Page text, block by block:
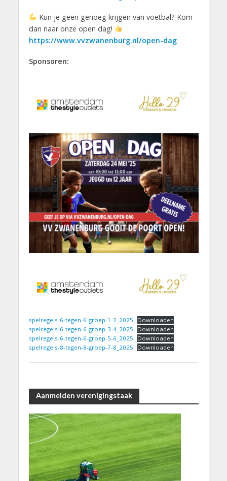
Kun je geen genoeg krijgen van voetbal? Kom
dan naar onze open dag!
https://www.vvzwanenburg.nl/open-dag
Sponsoren:
spelregels-6-tegen-6-groep-1-2_2025
Downloaden
spelregels-6-tegen-6-groep-3-4_2025
Downloaden
spelregels-6-tegen-6-groep-5-6_2025
Downloaden
spelregels-8-tegen-8-groep-7-8_2025
Downloaden
Aanmelden verenigingstaak